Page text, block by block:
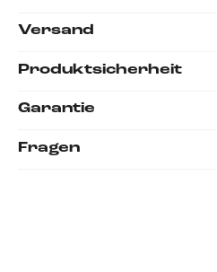
Versand
Produktsicherheit
Garantie
Fragen